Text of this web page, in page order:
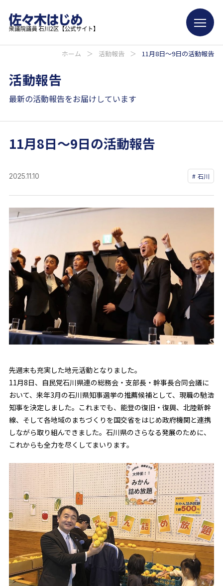
ホーム ＞ 活動報告 ＞ 11月8日〜9日の活動報告
活動報告
最新の活動報告をお届けしています
11月8日〜9日の活動報告
2025.11.10 石川
先週末も充実した地元活動となりました。
11月8日、自民党石川県連の総務会・支部長・幹事長合同会議に
おいて、来年3月の石川県知事選挙の推薦候補として、現職の馳浩
知事を決定しました。これまでも、能登の復旧・復興、北陸新幹
線、そして各地域のまちづくりを国交省をはじめ政府機関と連携
しながら取り組んできました。石川県のさらなる発展のために、
これからも全力を尽くしてまいります。